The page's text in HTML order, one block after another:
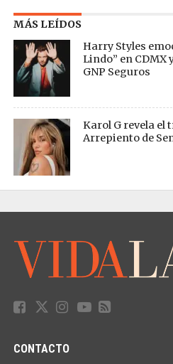
MÁS LEÍDOS
Harry Styles
Lindo” en CDMX
GNP Seguros
Karol G revela el
Arrepiento de
CONTACTO